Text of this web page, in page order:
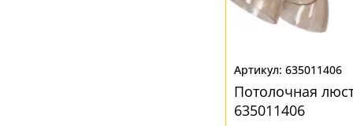
635011406
Потолочная
635011406